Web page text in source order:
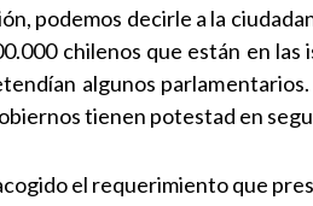
podemos decirle a la
chilenos que están en
algunos
tienen potestad en
el requerimiento que